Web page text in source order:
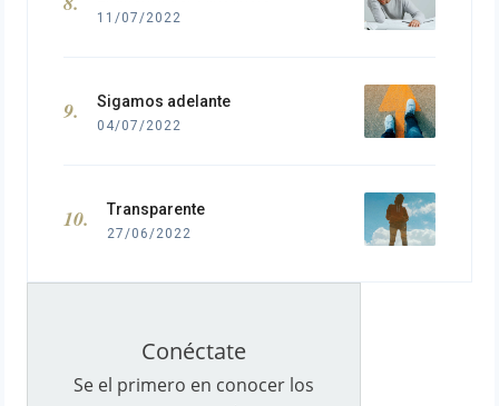
11/07/2022
Sigamos adelante
04/07/2022
Transparente
27/06/2022
Conéctate
Se el primero en conocer los